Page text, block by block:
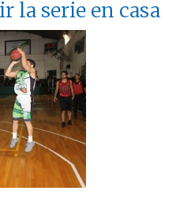
la serie en casa